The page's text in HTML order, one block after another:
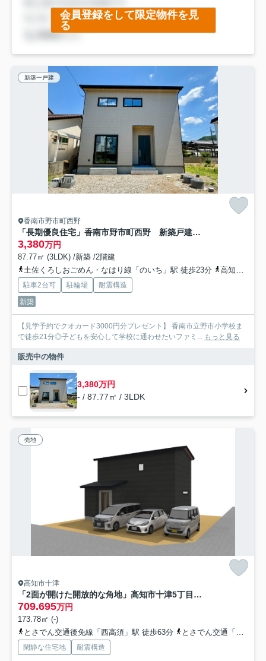
会員登録をして限定物件を見
る
新築一戸建
香南市野市町西野
「長期優良住宅」香南市野市町西野 新築戸建 西棟
3,380万円
87.77㎡ (3LDK) /新築 /2階建
土佐くろしおごめん・なはり線「のいち」駅 徒歩23分
高知県香南市「兄弟橋北」バス停下車 徒歩4分
駐車2台可 駐輪場
耐震構造
新築
【見学予約でクオカード3000円分プレゼント】 香南市立野市小学校ま
で徒歩21分◎子どもを安心して学校に通わせたいファミ... もっと見る
販売中の物件
3,380万円
- / 87.77㎡ / 3LDK
売地
高知市十津
「2面が開けた開放的な角地」高知市十津5丁目 建築条件付き売土地
709.695万円
173.78㎡ (-)
とさでん交通後免線「西高須」駅 徒歩63分
とさでん交通「十津団地二区」バス停下車 徒歩3分
閑静な住宅地 耐震構造